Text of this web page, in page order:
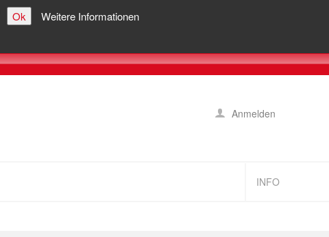
Ok Weitere Informationen
Anmelden
INFO